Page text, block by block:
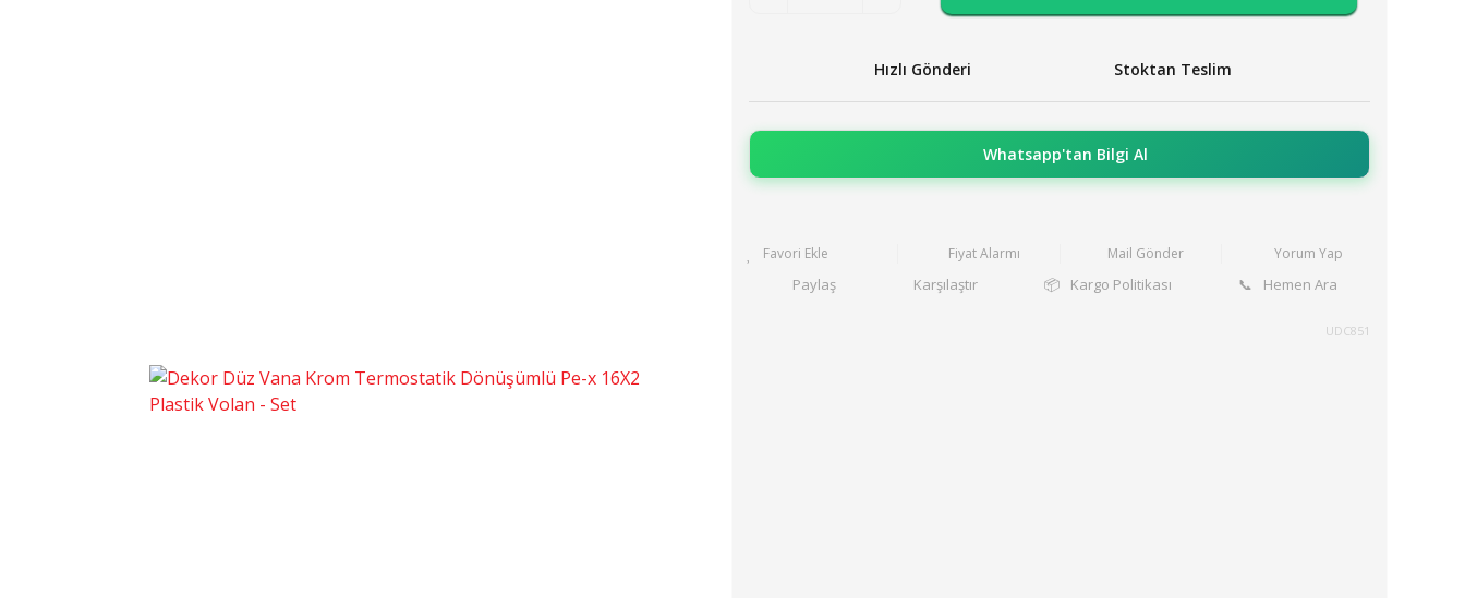
Hızlı Gönderi Stoktan Teslim
Whatsapp'tan Bilgi Al
Fiyat Alarmı Mail Gönder Yorum Yap
Paylaş Karşılaştır 📦 Kargo Politikası 📞 Hemen Ara
UDC851